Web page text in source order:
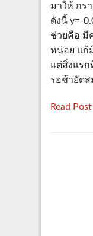
มาให้ กร
ดังนี้ y=-
ช่วยคือ มี
หน่อย แก้
แต่สิ่งแรก
รอช้ายัดส
Read